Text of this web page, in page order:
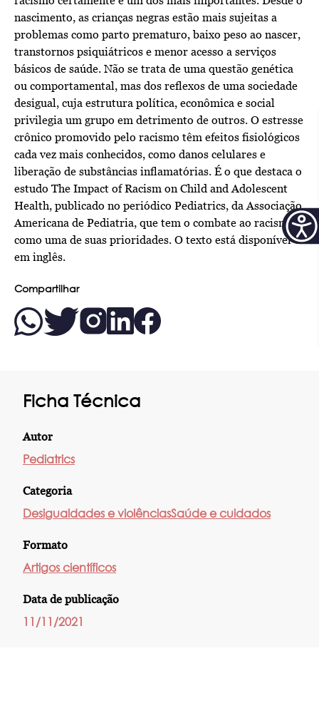
Ficha Técnica
Autor
Pediatrics
Categoria
Desigualdades e violênciasSaúde e cuidados
Formato
Artigos científicos
Data de publicação
11/11/2021
nascimento, as crianças negras estão mais sujeitas a
problemas como parto prematuro, baixo peso ao nascer,
transtornos psiquiátricos e menor acesso a serviços
básicos de saúde. Não se trata de uma questão genética
ou comportamental, mas dos reflexos de uma sociedade
desigual, cuja estrutura política, econômica e social
privilegia um grupo em detrimento de outros. O estresse
crônico promovido pelo racismo têm efeitos fisiológicos
cada vez mais conhecidos, como danos celulares e
liberação de substâncias inflamatórias. É o que destaca o
estudo The Impact of Racism on Child and Adolescent
Health, publicado no periódico Pediatrics, da Associação
Americana de Pediatria, que tem o combate ao racismo
como uma de suas prioridades. O texto está disponível
em inglês.
Compartilhar